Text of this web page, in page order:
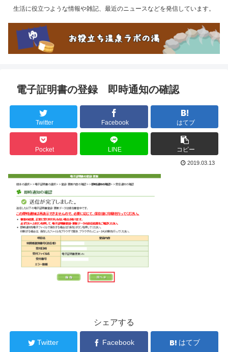
生活に役立つような情報や雑記、最近のニュースなどを発信しています。
電子証明書の登録 即時通知の確認
Twitter Facebook はてブ
Pocket LINE コピー
2019.03.13
シェアする
Twitter Facebook はてブ